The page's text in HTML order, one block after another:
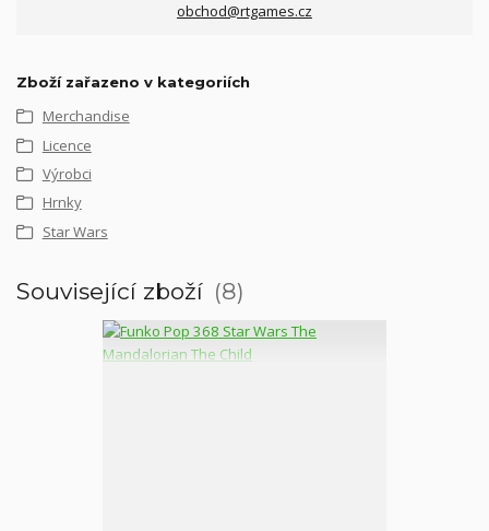
obchod@rtgames.cz
Zboží zařazeno v kategoriích
Merchandise
Licence
Výrobci
Hrnky
Star Wars
Související zboží 8